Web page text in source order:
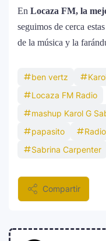
En Locaza FM, la
seguimos de cerca
de la música y la
ben vertz
Locaza FM Radio
mashup Karol G
papasito
Sabrina Carpenter
Compartir